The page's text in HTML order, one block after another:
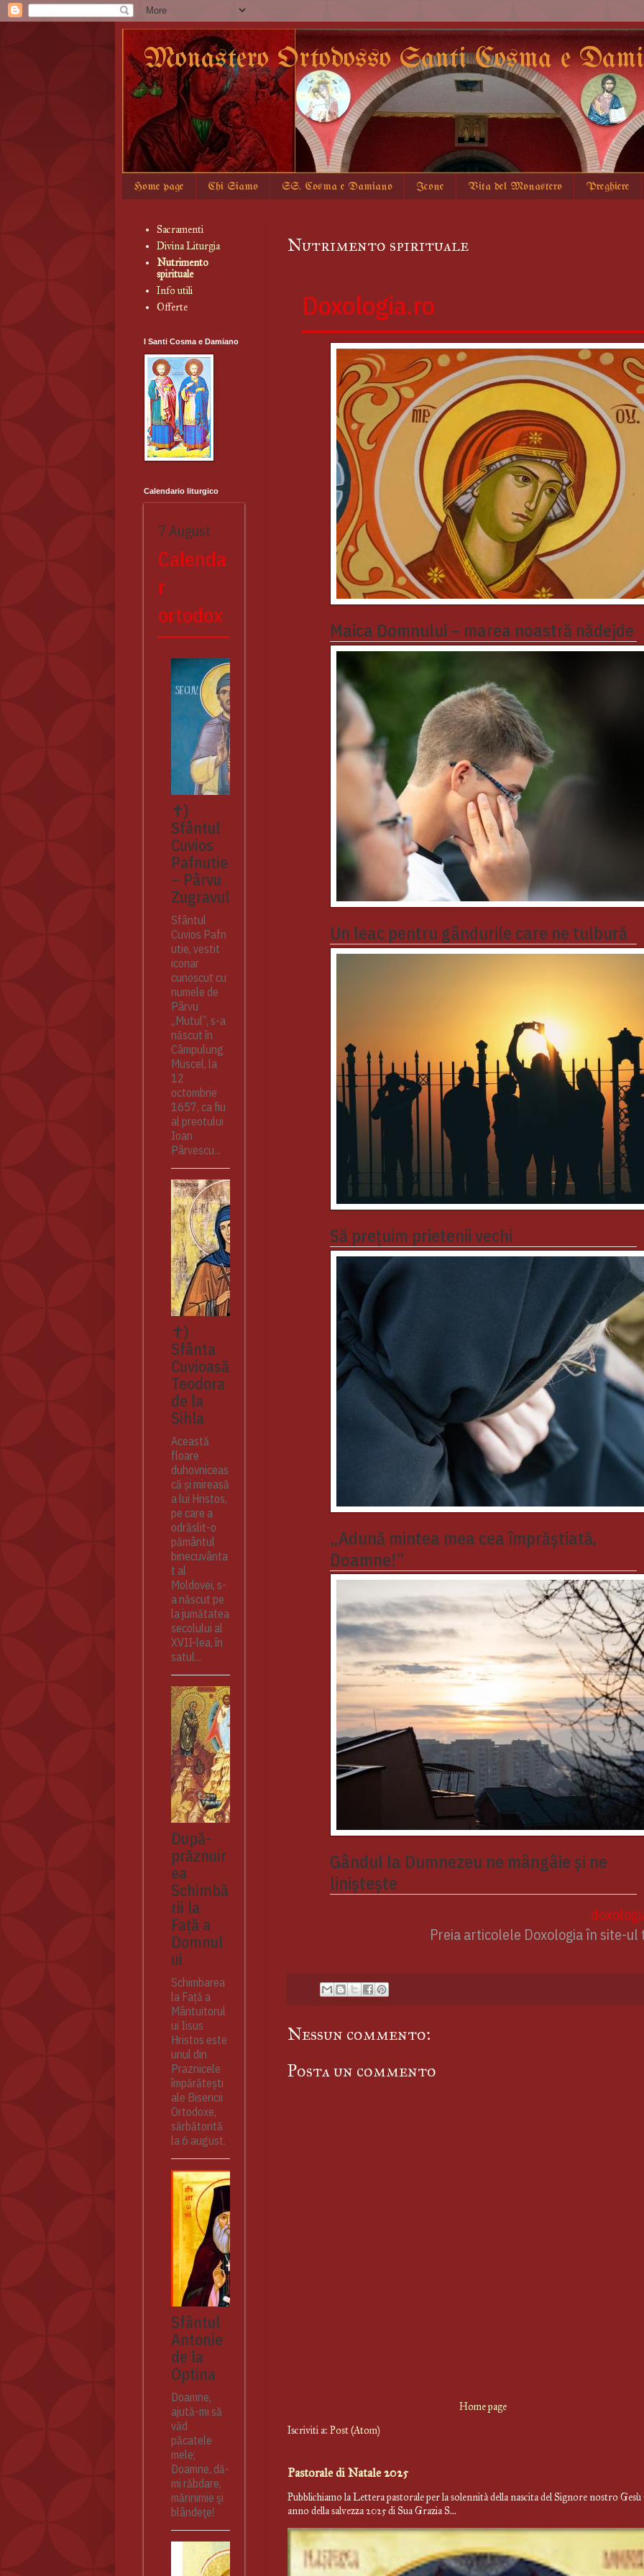
Monastero Ortodosso Santi Cosma e
Home page Chi Siamo SS. Cosma e Damiano Icone Vita del Monastero Preghiere
Nutrimento spirituale
Doxologia.ro
Maica Domnului – marea noastră nădejde
Un leac pentru gândurile care ne tulbură
Să prețuim prietenii vechi
„Adună mintea mea cea împrăștiată,
Doamne!”
Gândul la Dumnezeu ne mângâie și ne
liniștește
Preia articolele Doxologia în site-ul
Nessun commento:
Posta un commento
Home page
Iscriviti a: Post (Atom)
Pastorale di Natale 2025
Pubblichiamo la Lettera pastorale per la solennità della nascita del Signore nostro
anno della salvezza 2025 di Sua Grazia S...
Sacramenti
Divina Liturgia
Nutrimento
spirituale
Info utili
Offerte
I Santi Cosma e Damiano
Calendario liturgico
7 August
Calenda
r
ortodox
✝)
Sfântul
Cuvios
Pafnutie
– Pârvu
Zugravul
Sfântul
Cuvios Pafn
utie, vestit
iconar
cunoscut cu
numele de
Pârvu
„Mutul”, s-a
născut în
Câmpulung
Muscel, la
12
octombrie
1657, ca fiu
al preotului
Ioan
Pârvescu...
✝)
Sfânta
Cuvioasă
Teodora
de la
Sihla
Această
floare
duhovniceas
că și mireasă
a lui Hristos,
pe care a
odrăslit-o
pământul
binecuvânta
t al
Moldovei, s-
a născut pe
la jumătatea
secolului al
XVII-lea, în
satul...
După-
prăznuir
ea
Schimbă
rii la
Față a
Domnul
ui
Schimbarea
la Față a
Mântuitorul
ui Iisus
Hristos este
unul din
Praznicele
împărătești
ale Bisericii
Ortodoxe,
sărbătorită
la 6 august.
Sfântul
Antonie
de la
Optina
Doamne,
ajută-mi să
văd
păcatele
mele;
Doamne, dă-
mi răbdare,
mărinimie şi
blândeţe!